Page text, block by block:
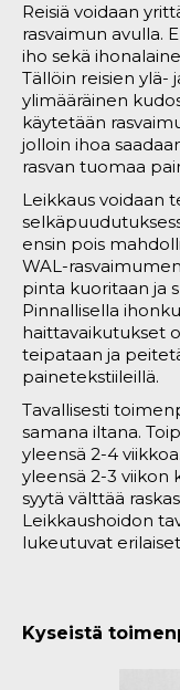
Reisiä voidaan
rasvaimun avulla.
iho sekä
Tällöin reisien ylä-
ylimääräinen
käytetään
jolloin ihoa
rasvan tuomaa
Leikkaus voidaan
ensin pois
WAL-
pinta kuoritaan ja
Pinnallisella
haittavaikutukset
teipataan ja
painetekstiileillä.
Tavallisesti
samana iltana.
yleensä 2-4
yleensä 2-3 viikon
syytä välttää
Leikkaushoidon
lukeutuvat
Kyseistä